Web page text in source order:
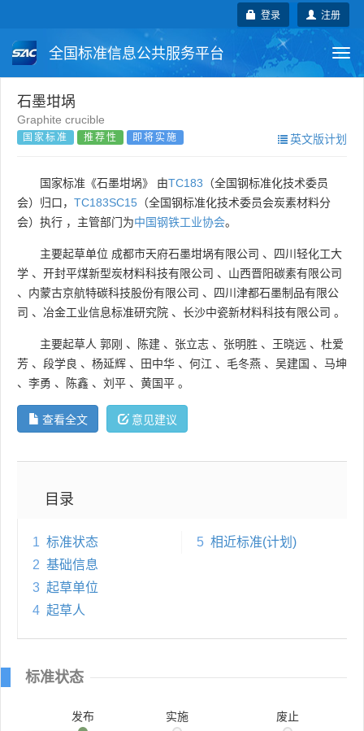
注册
登录
全国标准信息公共服务平台
国家标准
团体标准 企业标准 国际标准
国外标准 技术委员会
石墨坩埚
Graphite crucible
国家标准 推荐性 即将实施 英文版计划
国家标准《石墨坩埚》 由TC183 （全国钢标准化技术委员
会）归口， TC183SC15 （全国钢标准化技术委员会炭素材料分
会）执行 ，主管部门为中国钢铁工业协会。
主要起草单位 成都市天府石墨坩埚有限公司 、
四川轻化工大
学 、 开封平煤新型炭材料科技有限公司 、 山西晋阳碳素有限公司
、 内蒙古京航特碳科技股份有限公司 、
四川津都石墨制品有限公
司 、 冶金工业信息标准研究院 、 长沙中瓷新材料科技有限公司 。
主要起草人 郭刚 、 陈建 、 张立志 、 张明胜 、 王晓远 、 杜爱
芳 、 段学良 、 杨延辉 、 田中华 、 何江 、 毛冬燕 、 吴建国 、 马坤
、 李勇 、 陈鑫 、 刘平 、 黄国平 。
查看全文 意见建议
目录
1 标准状态
2 基础信息
3 起草单位
4 起草人
5 相近标准(计划)
标准状态
发布 实施 废止